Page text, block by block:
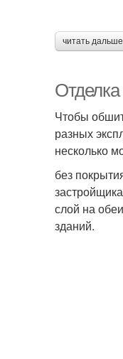
читать
Чтобы
разных
несколько
без
слой на
зданий.